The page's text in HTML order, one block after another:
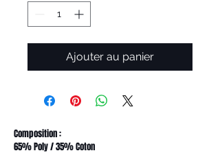
Ajouter au panier
Composition :
65% Poly / 35% Coton